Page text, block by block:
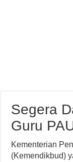
Segera
Guru
Kementerian
(Kemendikbud)